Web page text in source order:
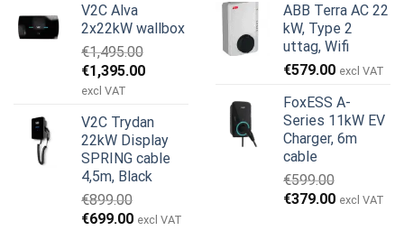
priset
var:
€699.00.
priset
är:
€579.00.
V2C Alva
2x22kW wallbox
€1,495.00
Det
ursprungliga
var:
€1,495.00.
€1,395.00Det
är:
€1,395.00.
excl VAT
V2C Trydan
22kW Display
SPRING cable
4,5m, Black
€899.00
Det
€699.00Det
excl VAT
priset
var:
€799.00.
priset
är:
€629.00.
ABB Terra AC 22
kW, Type 2
uttag, Wifi
€579.00 excl VAT
FoxESS A-
Series 11kW EV
Charger, 6m
cable
€599.00
Det
€379.00Det
excl VAT